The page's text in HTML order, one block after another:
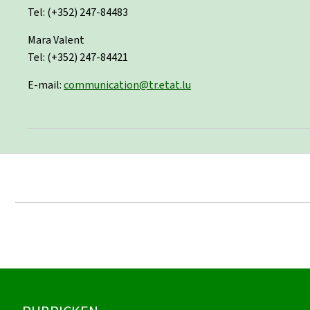
Tel: (+352) 247-84483
Mara Valent
Tel: (+352) 247-84421
E-mail:communication@tr.etat.lu